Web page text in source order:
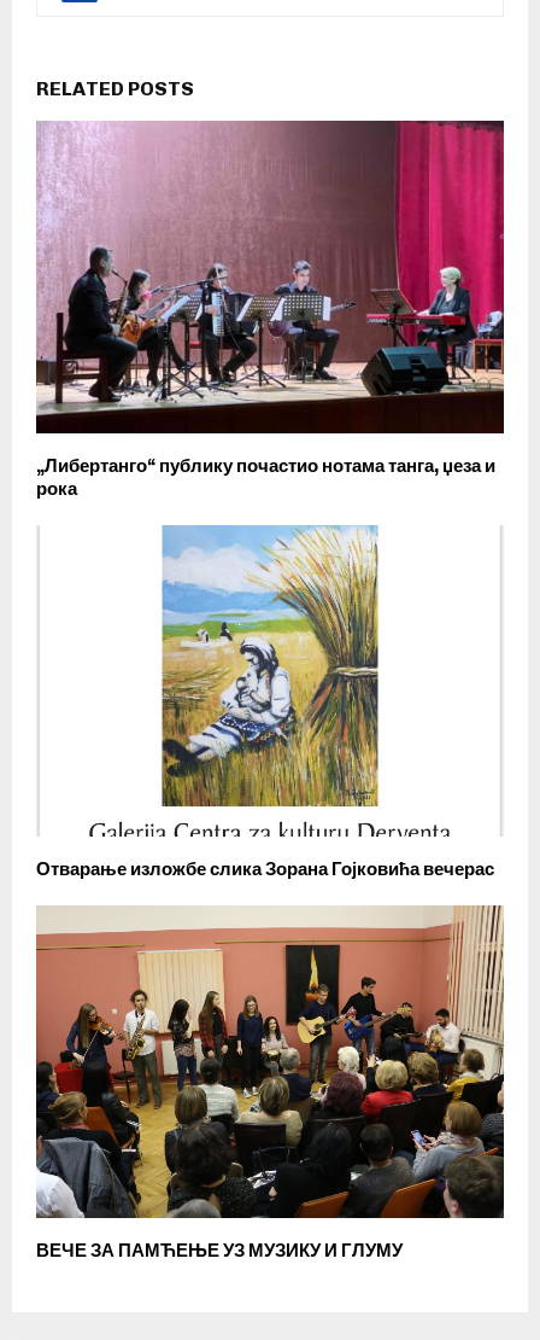
RELATED POSTS
„Либертанго“ публику почастио нотама танга, џеза и
рока
Отварање изложбе слика Зорана Гојковића вечерас
ВЕЧЕ ЗА ПАМЋЕЊЕ УЗ МУЗИКУ И ГЛУМУ